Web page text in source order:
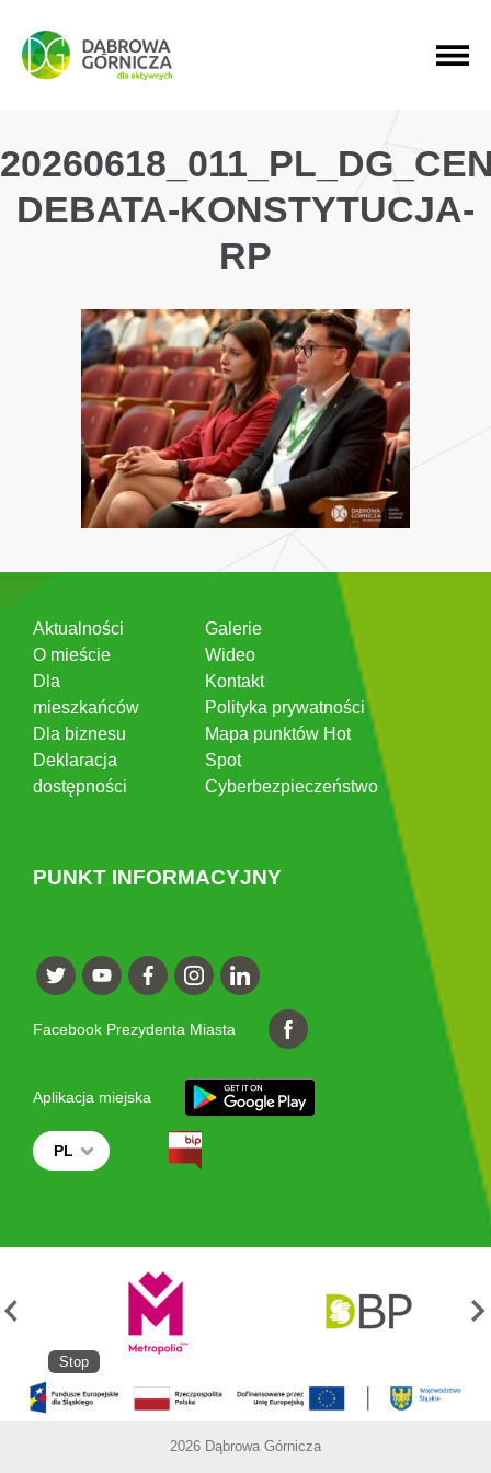
PRZEJDŹ DO MENU GŁÓWNEGO
PRZEJDŹ DO WYSZUKIWARKI
PRZEJDŹ DO TREŚCI
DEBATA-KONSTYTUCJA-
RP
Aktualności
O mieście
Dla
mieszkańców
Dla biznesu
Deklaracja
dostępności
Galerie
Wideo
Kontakt
Polityka prywatności
Mapa punktów Hot
Spot
Cyberbezpieczeństwo
PUNKT INFORMACYJNY
Facebook Prezydenta Miasta
Aplikacja miejska
PL
Stop
2026 Dąbrowa Górnicza